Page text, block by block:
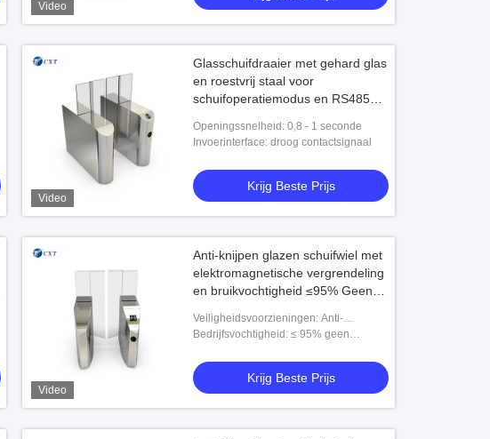
Video
Video
Glasschuifdraaier met gehard glas
en roestvrij staal voor
schuifoperatiemodus en RS485
Openingssnelheid: 0,8 - 1 seconde
Invoerinterface: droog contactsignaal
Krijg Beste Prijs
Video
Anti-knijpen glazen schuifwiel met
elektromagnetische vergrendeling
en bruikvochtigheid ≤95% Geen
toegangscontrole
Veiligheidsvoorzieningen: Anti-
knijpbeveiliging,
Bedrijfsvochtigheid: ≤ 95% geen
Krijg Beste Prijs